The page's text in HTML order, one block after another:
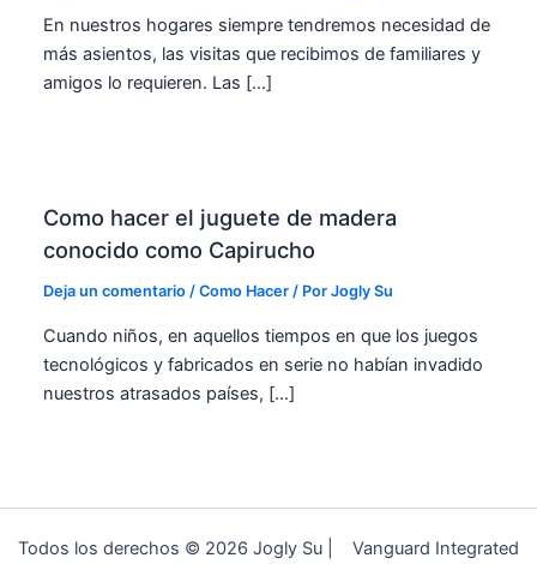
En nuestros hogares siempre tendremos necesidad de
más asientos, las visitas que recibimos de familiares y
amigos lo requieren. Las […]
Como hacer el juguete de madera
conocido como Capirucho
Deja un comentario /Como Hacer / PorJogly Su
Cuando niños, en aquellos tiempos en que los juegos
tecnológicos y fabricados en serie no habían invadido
nuestros atrasados países, […]
Todos los derechos © 2026 Jogly Su | Vanguard Integrated